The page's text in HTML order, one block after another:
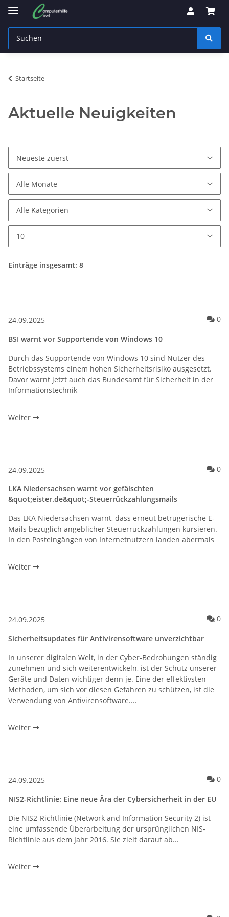
Startseite
Aktuelle Neuigkeiten
Einträge insgesamt: 8
24.09.2025 0
BSI warnt vor Supportende von Windows 10
Durch das Supportende von Windows 10 sind Nutzer des
Betriebssystems einem hohen Sicherheitsrisiko ausgesetzt.
Davor warnt jetzt auch das Bundesamt für Sicherheit in der
Informationstechnik
Weiter
24.09.2025 0
LKA Niedersachsen warnt vor gefälschten
&quot;eister.de&quot;-Steuerrückzahlungsmails
Das LKA Niedersachsen warnt, dass erneut betrügerische E-
Mails bezüglich angeblicher Steuerrückzahlungen kursieren.
In den Posteingängen von Internetnutzern landen abermals
Weiter
24.09.2025 0
Sicherheitsupdates für Antivirensoftware unverzichtbar
In unserer digitalen Welt, in der Cyber-Bedrohungen ständig
zunehmen und sich weiterentwickeln, ist der Schutz unserer
Geräte und Daten wichtiger denn je. Eine der effektivsten
Methoden, um sich vor diesen Gefahren zu schützen, ist die
Verwendung von Antivirensoftware....
Weiter
24.09.2025 0
NIS2-Richtlinie: Eine neue Ära der Cybersicherheit in der EU
Die NIS2-Richtlinie (Network and Information Security 2) ist
eine umfassende Überarbeitung der ursprünglichen NIS-
Richtlinie aus dem Jahr 2016. Sie zielt darauf ab...
Weiter